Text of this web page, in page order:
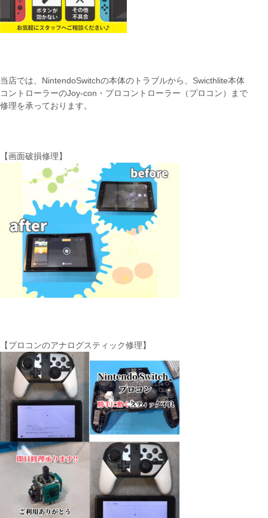
当店では、NintendoSwitchの本体のトラブルから、Swicthlite本体
コントローラーのJoy-con・プロコントローラー（プロコン）まで
修理を承っております。
【画面破損修理】
【プロコンのアナログスティック修理】